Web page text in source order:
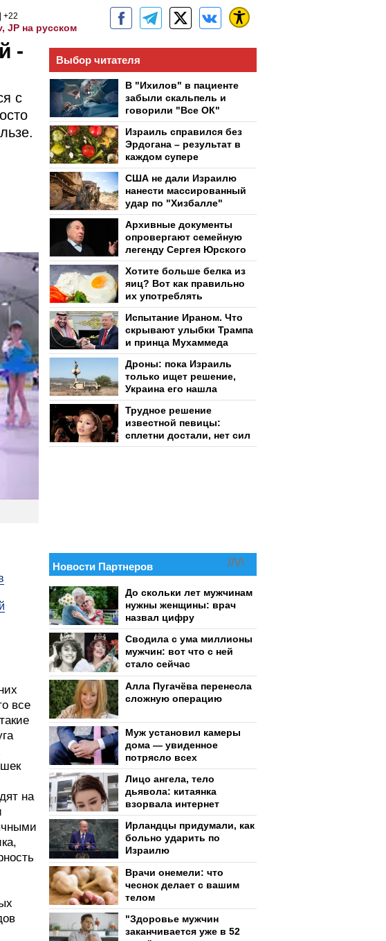
+22
JP на русском
-
с
все
на
Выбор читателя
В "Ихилов" в пациенте
забыли скальпель и
говорили "Все ОК"
Израиль справился без
Эрдогана – результат в
каждом супере
США не дали Израилю
нанести массированный
удар по "Хизбалле"
Архивные документы
опровергают семейную
легенду Сергея Юрского
Хотите больше белка из
яиц? Вот как правильно
их употреблять
Испытание Ираном. Что
скрывают улыбки Трампа
и принца Мухаммеда
Дроны: пока Израиль
только ищет решение,
Украина его нашла
Трудное решение
известной певицы:
сплетни достали, нет сил